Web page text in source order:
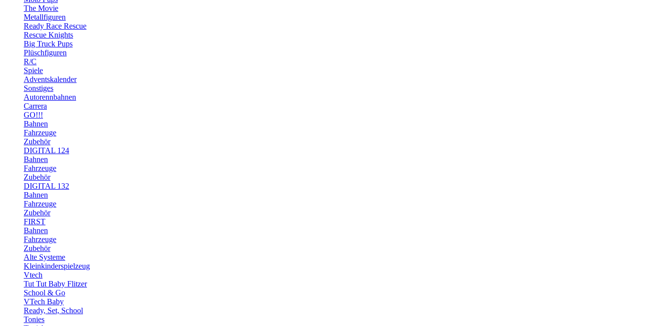
The Movie
Metallfiguren
Ready Race Rescue
Rescue Knights
Big Truck Pups
Plüschfiguren
R/C
Spiele
Adventskalender
Sonstiges
Autorennbahnen
Carrera
GO!!!
Bahnen
Fahrzeuge
Zubehör
DIGITAL 124
Bahnen
Fahrzeuge
Zubehör
DIGITAL 132
Bahnen
Fahrzeuge
Zubehör
FIRST
Bahnen
Fahrzeuge
Zubehör
Alte Systeme
Kleinkinderspielzeug
Vtech
Tut Tut Baby Flitzer
School & Go
VTech Baby
Ready, Set, School
Tonies